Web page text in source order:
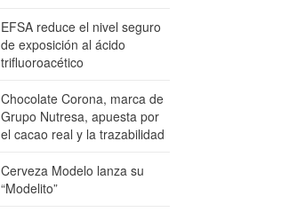
EFSA reduce el nivel seguro
de exposición al ácido
trifluoroacético
Chocolate Corona, marca de
Grupo Nutresa, apuesta por
el cacao real y la trazabilidad
Cerveza Modelo lanza su
“Modelito”